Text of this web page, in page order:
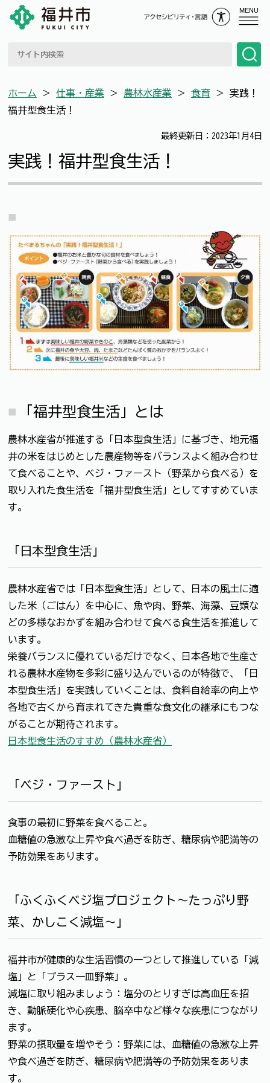
MENU
ホーム ＞ 仕事・産業 ＞ 農林水産業 ＞ 食育 ＞ 実践！
福井型食生活！
最終更新日：2023年1月4日
実践！福井型食生活！
「福井型食生活」とは
農林水産省が推進する「日本型食生活」に基づき、地元福
井の米をはじめとした農産物等をバランスよく組み合わせ
て食べることや、ベジ・ファースト（野菜から食べる）を
取り入れた食生活を「福井型食生活」としてすすめていま
す。
「日本型食生活」
農林水産省では「日本型食生活」として、日本の風土に適
した米（ごはん）を中心に、魚や肉、野菜、海藻、豆類な
どの多様なおかずを組み合わせて食べる食生活を推進して
います。
栄養バランスに優れているだけでなく、日本各地で生産さ
れる農林水産物を多彩に盛り込んでいるのが特徴で、「日
本型食生活」を実践していくことは、食料自給率の向上や
各地で古くから育まれてきた貴重な食文化の継承にもつな
がることが期待されます。
日本型食生活のすすめ（農林水産省）
「ベジ・ファースト」
食事の最初に野菜を食べること。
血糖値の急激な上昇や食べ過ぎを防ぎ、糖尿病や肥満等の
予防効果をあります。
「ふくふくベジ塩プロジェクト～たっぷり野
菜、かしこく減塩～」
福井市が健康的な生活習慣の一つとして推進している「減
塩」と「プラス一皿野菜」。
減塩に取り組みましょう：塩分のとりすぎは高血圧を招
き、動脈硬化や心疾患、脳卒中など様々な疾患につながり
ます。
野菜の摂取量を増やそう：野菜には、血糖値の急激な上昇
や食べ過ぎを防ぎ、糖尿病や肥満等の予防効果をありま
す。